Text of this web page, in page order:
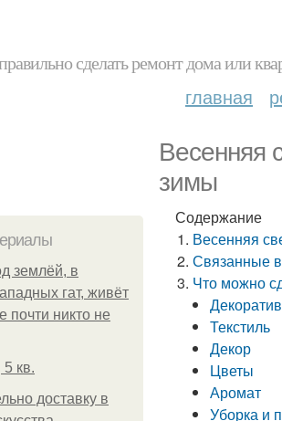
сделать ремонт дома или
главная
Весенняя
зимы
землёй, в
гат, живёт
почти никто не
кв.
доставку в
Содержание
Весенняя
Связанные
Что можно
Текстиль
Декор
Цветы
Аромат
Уборка и